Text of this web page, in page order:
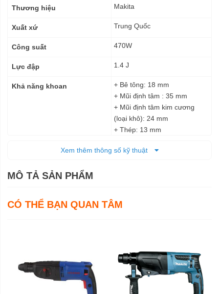
kỹThương hiệu Makita
Xuất xứ Trung Quốc
Công suất 470W
Lực đập 1.4 J
Khả năng khoan
+ Bê tông: 18 mm
+ Mũi định tâm : 35 mm
+ Mũi định tâm kim cương
(loại khô): 24 mm
+ Thép: 13 mm
Tốc độ không tải
Nguồn cấp
6 tháng
Xem thêm thông số kỹ thuật
MÔ TẢ SẢN PHẨM
CÓ THỂ BẠN QUAN TÂM